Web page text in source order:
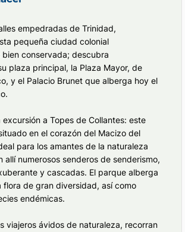
empedradas de Trinidad,
pequeña ciudad colonial
conservada; descubra
plaza principal, la Plaza Mayor, de
y el Palacio Brunet que alberga hoy el
excursión a Topes de Collantes: este
en el corazón del Macizo del
para los amantes de la naturaleza
allí numerosos senderos de senderismo,
y cascadas. El parque alberga
flora de gran diversidad, así como
endémicas.
viajeros ávidos de naturaleza, recorran